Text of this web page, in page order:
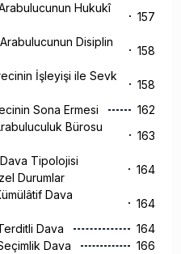
Hukukî
157
Disiplin
158
İşleyişi ile Sevk
158
Sona Ermesi
162
Bürosu
163
Tipolojisi
Durumlar
164
Dava
164
Dava
164
Dava
166